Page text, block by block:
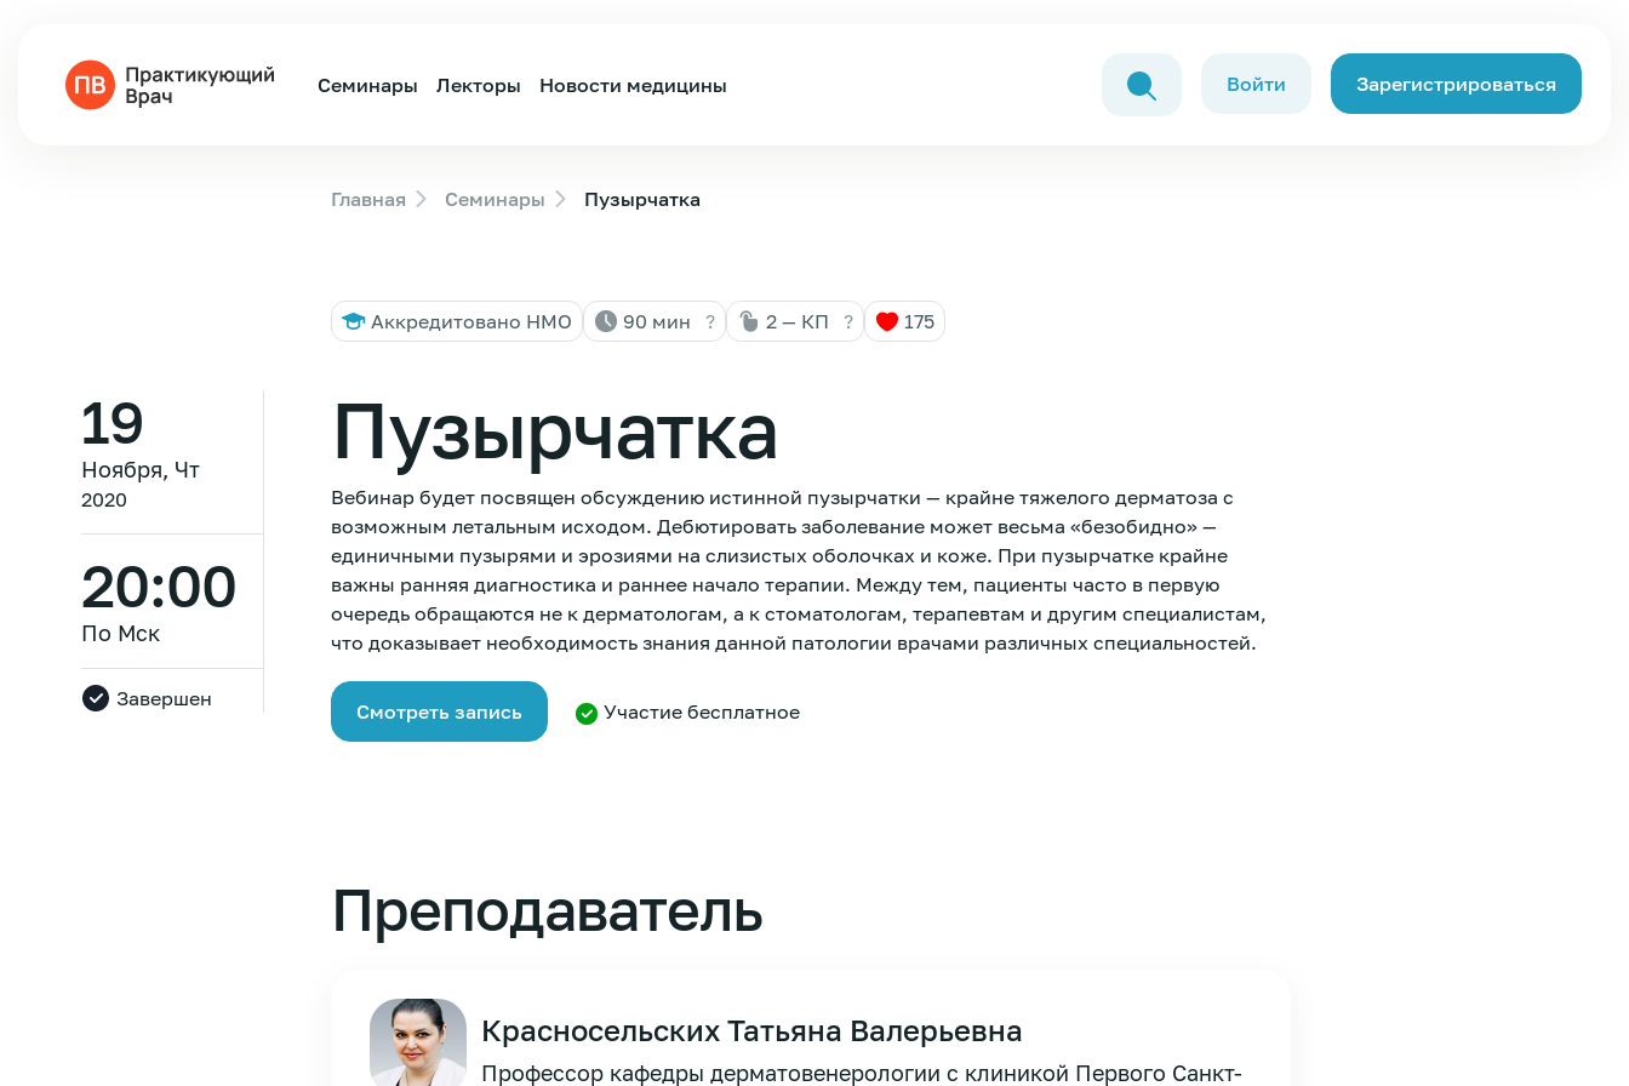
Семинары Лекторы Новости медицины Войти Зарегистрироваться
Главная Семинары Пузырчатка
Аккредитовано НМО 90 мин ? 2 — КП ? 175
19
Ноября, Чт
2020
20:00
По Мск
Завершен
Пузырчатка
Вебинар будет посвящен обсуждению истинной пузырчатки — крайне тяжелого дерматоза с
возможным летальным исходом. Дебютировать заболевание может весьма «безобидно» —
единичными пузырями и эрозиями на слизистых оболочках и коже. При пузырчатке крайне
важны ранняя диагностика и раннее начало терапии. Между тем, пациенты часто в первую
очередь обращаются не к дерматологам, а к стоматологам, терапевтам и другим специалистам,
что доказывает необходимость знания данной патологии врачами различных специальностей.
Смотреть запись Участие бесплатное
Преподаватель
Красносельских Татьяна Валерьевна
Профессор кафедры дерматовенерологии с клиникой Первого Санкт-